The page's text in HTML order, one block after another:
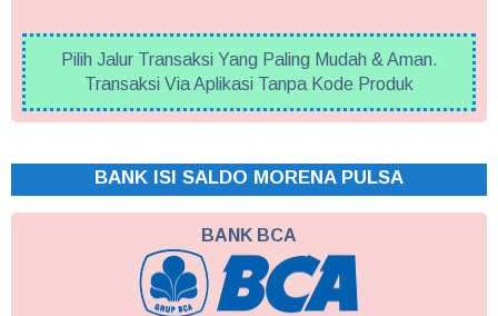
Pilih Jalur Transaksi Yang Paling Mudah & Aman.
Transaksi Via Aplikasi Tanpa Kode Produk
BANK ISI SALDO MORENA PULSA
BANK BCA